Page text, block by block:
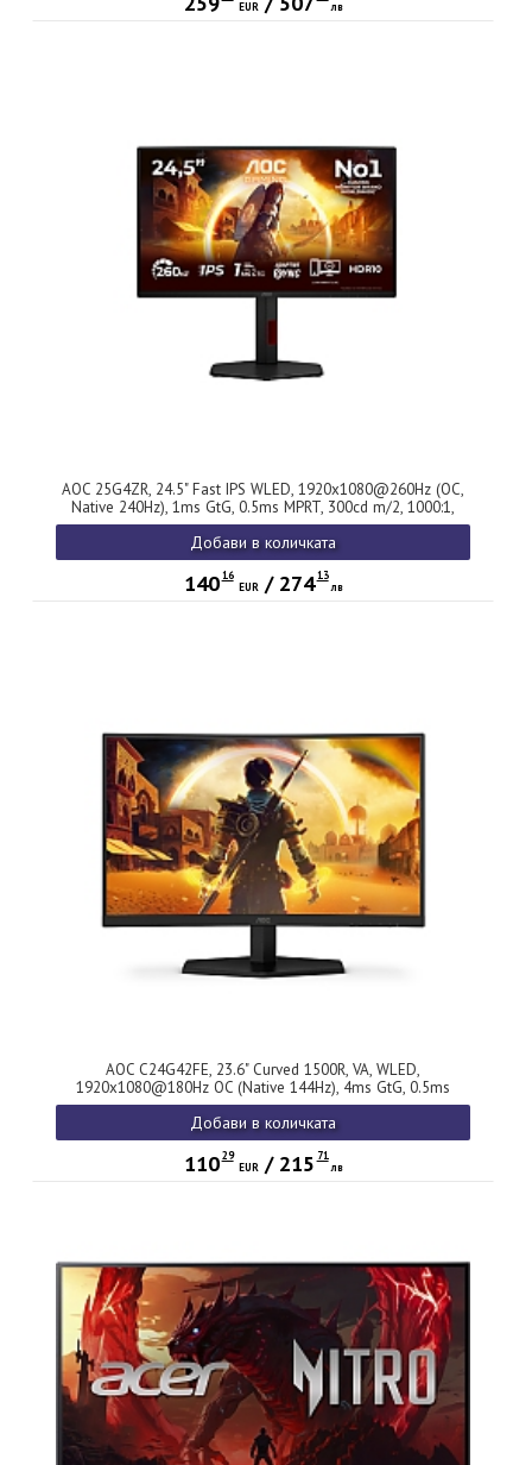
EUR
лв
AOC 25G4ZR, 24.5" Fast IPS WLED, 1920x1080@260Hz (OC,
Native 240Hz), 1ms GtG, 0.5ms MPRT, 300cd m/2, 1000:1,
80M:1 DCR, Adaptive Sync, FlickerFree, Anti Blue Light, Tilt,
Height Adjust, Pivot, Swivel, 2xHDMI, DP
Добави в количката
140 16
EUR/ 274 13
лв
AOC C24G42FE, 23.6" Curved 1500R, VA, WLED,
1920x1080@180Hz OC (Native 144Hz), 4ms GtG, 0.5ms
MPRT, 300cd m/2, 3000:1, 80M:1 DCR, Adaptive Sync,
FlickerFree, Low Blue Light, Tilt, HDMI, DP
Добави в количката
110 29
EUR/ 215 71
лв